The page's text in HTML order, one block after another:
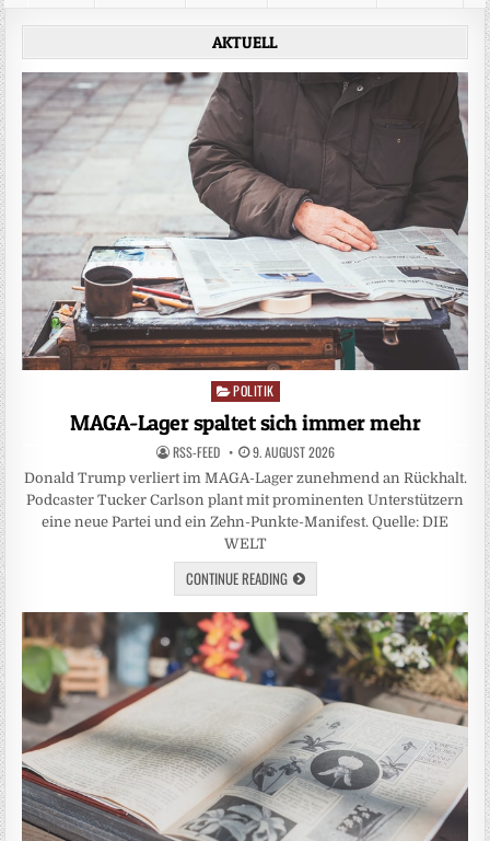
AKTUELL
Posted
POLITIK
MAGA-Lager spaltet sich immer mehr
RSS-FEED 9. AUGUST 2026
Donald Trump verliert im MAGA-Lager zunehmend an Rückhalt.
Podcaster Tucker Carlson plant mit prominenten Unterstützern
eine neue Partei und ein Zehn-Punkte-Manifest. Quelle: DIE
WELT
CONTINUE READING